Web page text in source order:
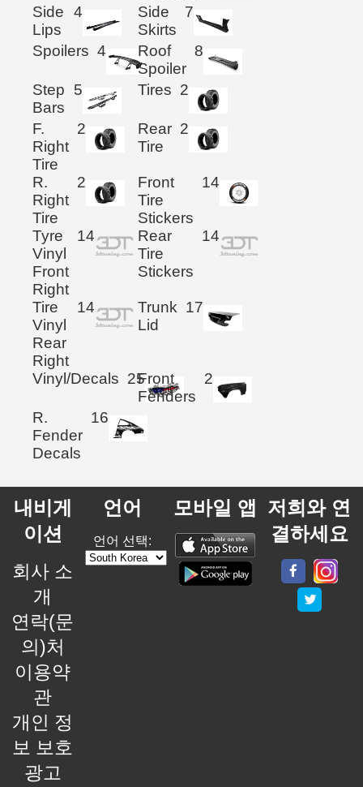
Side
Lips
4
Side
Skirts
7
Spoilers 4
Roof
Spoiler
8
Step
Bars
5 Tires 2
F.
Right
Tire
2
Rear
Tire
2
R.
Right
Tire
2
Front
Tire
Stickers
14
Tyre
Vinyl
Front
Right
14
Rear
Tire
Stickers
14
Tire
Vinyl
Rear
Right
14
Trunk
Lid
17
Vinyl/Decals 25Front
Fenders
2
R.
Fender
Decals
16
내비게
이션
회사 소
개
연락(문
의)처
이용약
관
개인 정
보 보호
광고
언어
언어 선택:
모바일 앱 저희와 연
결하세요